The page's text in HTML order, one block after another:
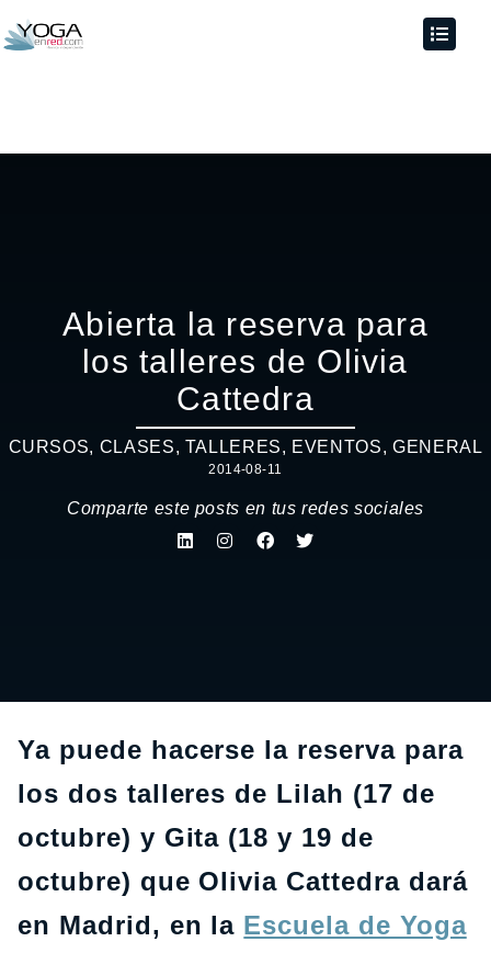
Abierta la reserva para
los talleres de Olivia
Cattedra
CURSOS, CLASES, TALLERES, EVENTOS, GENERAL
2014-08-11
Comparte este posts en tus redes sociales
Ya puede hacerse la reserva para
los dos talleres de Lilah (17 de
octubre) y Gita (18 y 19 de
octubre) que Olivia Cattedra dará
en Madrid, en la Escuela de Yoga